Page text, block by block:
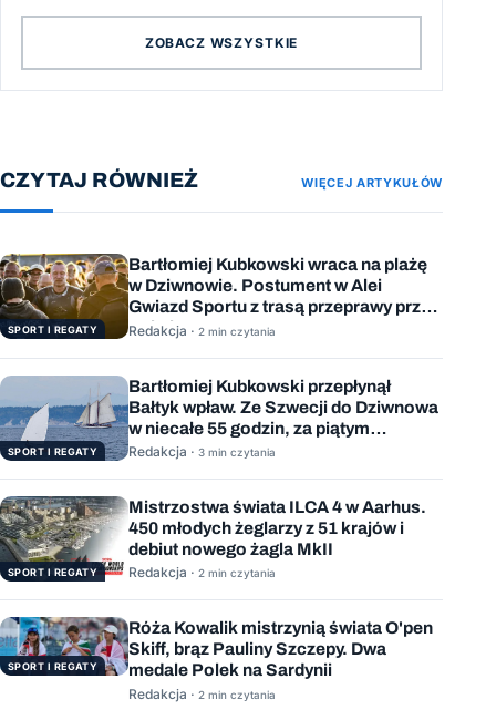
ZOBACZ WSZYSTKIE
CZYTAJ RÓWNIEŻ WIĘCEJ ARTYKUŁÓW
SPORT I REGATY
Bartłomiej Kubkowski wraca na plażę
w Dziwnowie. Postument w Alei
Gwiazd Sportu z trasą przeprawy przez
Bałtyk
Redakcja · 2 min czytania
SPORT I REGATY
Bartłomiej Kubkowski przepłynął
Bałtyk wpław. Ze Szwecji do Dziwnowa
w niecałe 55 godzin, za piątym
podejściem
Redakcja · 3 min czytania
SPORT I REGATY
Mistrzostwa świata ILCA 4 w Aarhus.
450 młodych żeglarzy z 51 krajów i
debiut nowego żagla MkII
Redakcja · 2 min czytania
SPORT I REGATY
Róża Kowalik mistrzynią świata O'pen
Skiff, brąz Pauliny Szczepy. Dwa
medale Polek na Sardynii
Redakcja · 2 min czytania